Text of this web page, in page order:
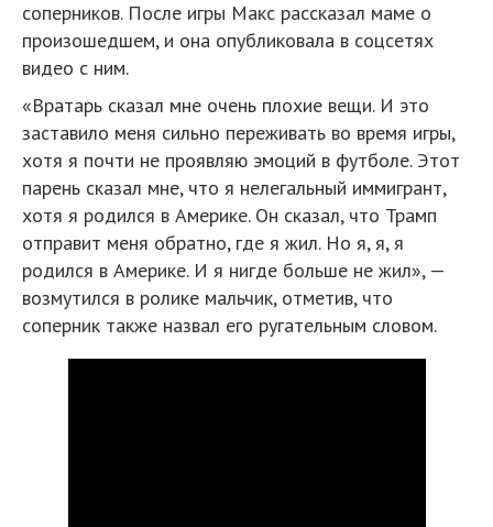
соперников. После игры Макс рассказал маме о
произошедшем, и она опубликовала в соцсетях
видео с ним.
«Вратарь сказал мне очень плохие вещи. И это
заставило меня сильно переживать во время игры,
хотя я почти не проявляю эмоций в футболе. Этот
парень сказал мне, что я нелегальный иммигрант,
хотя я родился в Америке. Он сказал, что Трамп
отправит меня обратно, где я жил. Но я, я, я
родился в Америке. И я нигде больше не жил», —
возмутился в ролике мальчик, отметив, что
соперник также назвал его ругательным словом.